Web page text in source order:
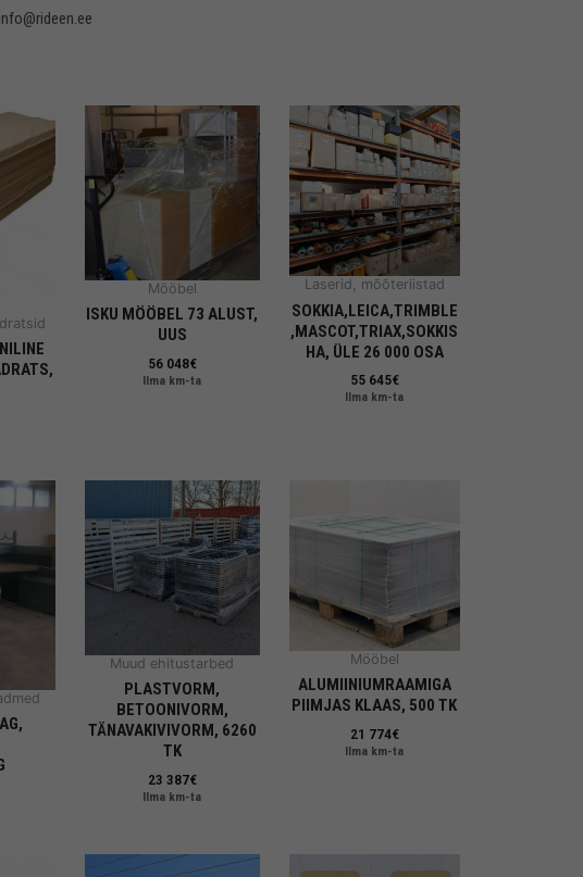
Mööbel
ISKU MÖÖBEL 73 ALUST,
UUS
56 048€
Ilma km-ta
Laserid, mõõteriistad
SOKKIA,LEICA,TRIMBLE​
,MASCOT,TRIAX,SOKKIS​
HA, ÜLE 26 000 OSA
55 645€
Ilma km-ta
Muud ehitustarbed
PLASTVORM,
BETOONIVORM,
TÄNAVAKIVIVORM, 6260
TK
23 387€
Ilma km-ta
Mööbel
ALUMIINIUMRAAMIGA
PIIMJAS KLAAS, 500 TK
21 774€
Ilma km-ta